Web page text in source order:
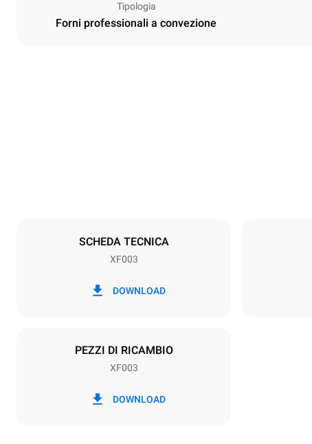
Tipologia
Forni professionali a convezione
SCHEDA TECNICA
XF003
DOWNLOAD
PEZZI DI RICAMBIO
XF003
DOWNLOAD